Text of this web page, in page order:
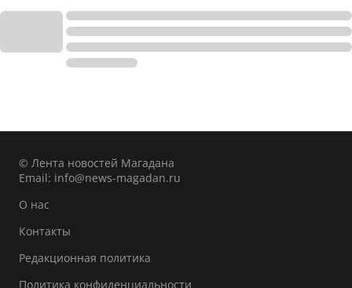
© Лента новостей Магадана
Email: info@news-magadan.ru
О нас
Контакты
Редакционная политика
Политика конфиденциальности